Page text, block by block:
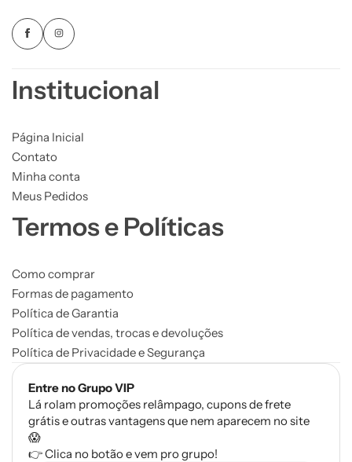
Institucional
Página Inicial
Contato
Minha conta
Meus Pedidos
Termos e Políticas
Como comprar
Formas de pagamento
Política de Garantia
Política de vendas, trocas e devoluções
Política de Privacidade e Segurança
Entre no Grupo VIP
Lá rolam promoções relâmpago, cupons de frete
grátis e outras vantagens que nem aparecem no site
😱
👉 Clica no botão e vem pro grupo!